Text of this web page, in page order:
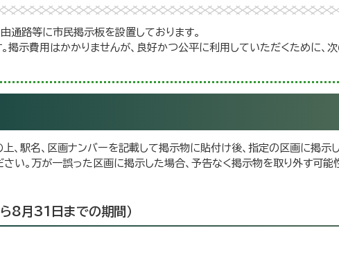
通路等に市民掲示板を設置しております。
掲示費用はかかりませんが、良好かつ公平に利用していただくために、
上、駅名、区画ナンバーを記載して掲示物に貼付け後、指定の区画に掲示
い。万が一誤った区画に掲示した場合、予告なく掲示物を取り外す可能
8月31日までの期間）